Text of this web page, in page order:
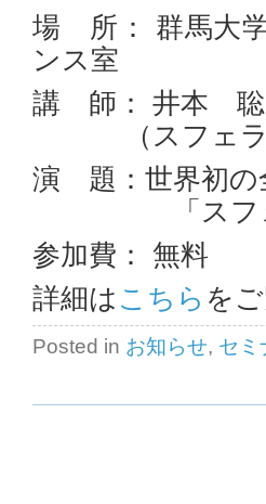
場 所： 群馬大
ンス室
講 師： 井本 聡
（スフェラー
演 題：世界初の
「スフェラ
参加費： 無料
詳細は こちら を
Posted in お知らせ, セミ